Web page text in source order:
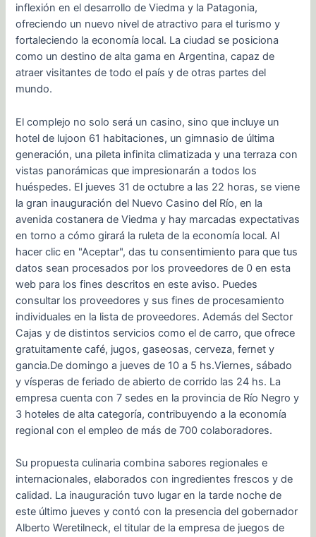
inflexión en el desarrollo de Viedma y la Patagonia,
ofreciendo un nuevo nivel de atractivo para el turismo y
fortaleciendo la economía local. La ciudad se posiciona
como un destino de alta gama en Argentina, capaz de
atraer visitantes de todo el país y de otras partes del
mundo.
El complejo no solo será un casino, sino que incluye un
hotel de lujoon 61 habitaciones, un gimnasio de última
generación, una pileta infinita climatizada y una terraza con
vistas panorámicas que impresionarán a todos los
huéspedes. El jueves 31 de octubre a las 22 horas, se viene
la gran inauguración del Nuevo Casino del Río, en la
avenida costanera de Viedma y hay marcadas expectativas
en torno a cómo girará la ruleta de la economía local. Al
hacer clic en "Aceptar", das tu consentimiento para que tus
datos sean procesados por los proveedores de 0 en esta
web para los fines descritos en este aviso. Puedes
consultar los proveedores y sus fines de procesamiento
individuales en la lista de proveedores. Además del Sector
Cajas y de distintos servicios como el de carro, que ofrece
gratuitamente café, jugos, gaseosas, cerveza, fernet y
gancia.De domingo a jueves de 10 a 5 hs.Viernes, sábado
y vísperas de feriado de abierto de corrido las 24 hs. La
empresa cuenta con 7 sedes en la provincia de Río Negro y
3 hoteles de alta categoría, contribuyendo a la economía
regional con el empleo de más de 700 colaboradores.
Su propuesta culinaria combina sabores regionales e
internacionales, elaborados con ingredientes frescos y de
calidad. La inauguración tuvo lugar en la tarde noche de
este último jueves y contó con la presencia del gobernador
Alberto Weretilneck, el titular de la empresa de juegos de